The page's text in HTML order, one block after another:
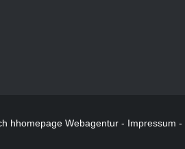
hhomepage Webagentur - Impressum -